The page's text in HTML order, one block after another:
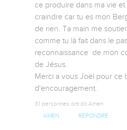
ce produire dans ma vie
craindre car tu es mon
de rien. Ta main me
comme tu là fait dans le
reconnaissance  de mon
de Jésus.
Merci a vous Joël pour ce
d'encouragement.
31 personnes ont dit Amen
AMEN RÉPONDRE